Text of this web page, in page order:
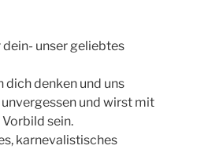
dein- unser geliebtes
dich denken und uns
und wirst mit
sein.
karnevalistisches